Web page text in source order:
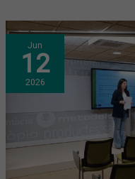
Jun
12
2026
¿CUÁLES
SON
LAS
CONSULTAS
MÁS
FRECUENTES
EN
DERMOFARMACIA?
EL